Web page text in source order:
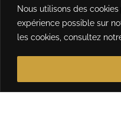
Nous utilisons des
expérience possible sur
les cookies, consultez
plusieurs
variations.
Les
options